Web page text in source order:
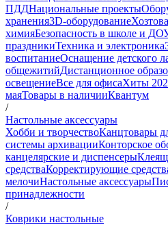
ПДДНациональные проекты
хранения3D-оборудование
химияБезопасность в школе и
праздникиТехника и электроника
воспитаниеОснащение детского
общежитийДистанционное
освещениеВсе для офисаХиты
маяТовары в наличииКвантум
/
Настольные аксессуары
Хобби и творчествоКанцтовары
системы архивацииКонторское
канцелярские и диспенсеры
средстваКорректирующие
мелочиНастольные аксессуары
принадлежности
/
Коврики настольные